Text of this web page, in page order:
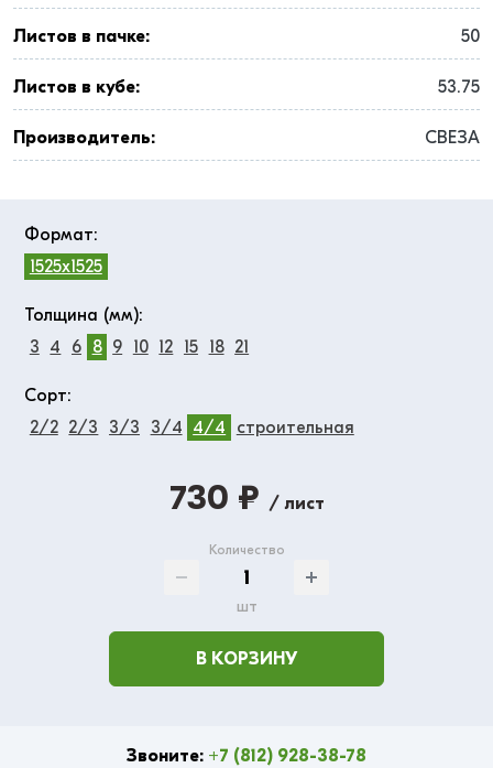
Листов в пачке: 50
Листов в кубе: 53.75
Производитель: СВЕЗА
Формат:
1525x1525
Толщина (мм):
3
4 6 8 9 10 12 15 18 21
Сорт:
2/2 2/3 3/3 3/4 4/4 строительная
730 ₽ / лист
Количество
шт
В КОРЗИНУ
Звоните: +7 (812) 928-38-78